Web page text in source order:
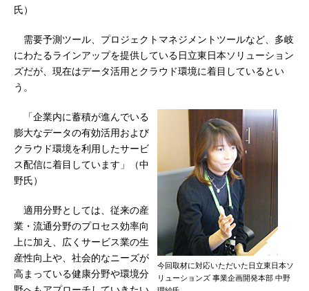
氏）
需要予測ツール、プロジェクトマネジメントツールなど、多岐
にわたるラインアップを提供している日立東日本ソリューション
ズだが、現在はデータ活用とクラウド環境に着目しているとい
う。
今回取材に対応いただいた日立東日本ソ
リューションズ 事業企画開発本部 中野
「企業内に蓄積が進んでいる
膨大なデータの有効活用および
クラウド環境を利用したサービ
ス配信に着目しています」（中
野氏）
適用分野としては、従来の産
業・流通分野のプロセス効率向
上に加え、広くサービス業の生
産性向上や、社会的なニーズが
高まっている健康分野や環境分